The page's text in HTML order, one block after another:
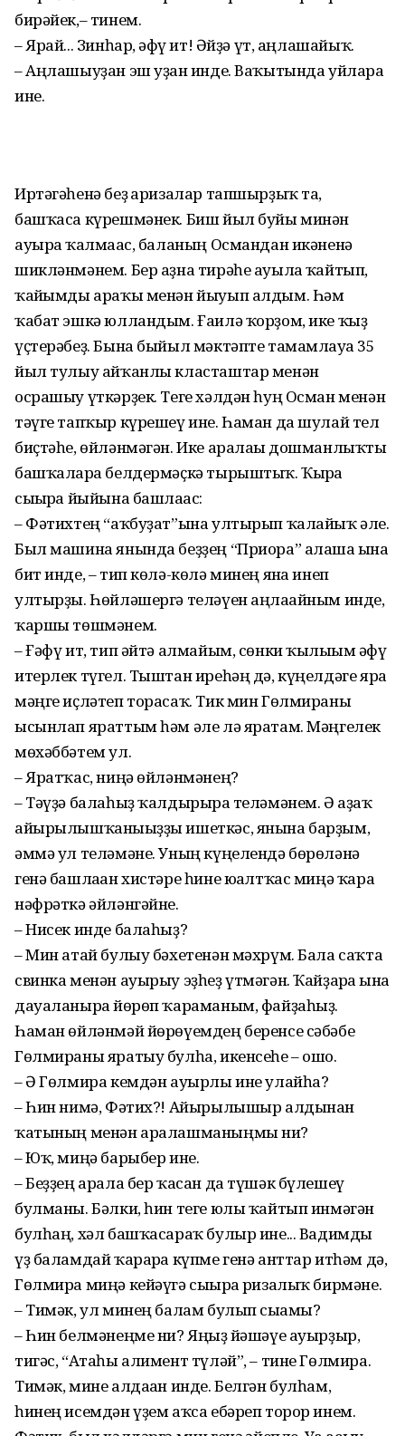
бирәйек,– тинем.
– Ярай... Зинһар, ғәфү ит! Әйҙә үт, аңлашайыҡ.
– Аңлашыуҙан эш уҙған инде. Ваҡытында уйларға
ине.
Иртәгәһенә беҙ ғаризалар тапшырҙыҡ та,
башҡаса күрешмәнек. Биш йыл буйы минән
ауырға ҡалмағас, баланың Османдан икәненә
шикләнмәнем. Бер аҙна тирәһе ауылға ҡайтып,
ҡайғымды араҡы менән йыуып алдым. Һәм
ҡабат эшкә юлландым. Ғаилә ҡорҙом, ике ҡыҙ
үҫтерәбеҙ. Бына быйыл мәктәпте тамамлауға 35
йыл тулыу айҡанлы класташтар менән
осрашыу үткәрҙек. Теге хәлдән һуң Осман менән
тәүге тапҡыр күрешеү ине. Һаман да шулай тел
биҫтәһе, өйләнмәгән. Ике аралағы дошманлыҡты
башҡаларға белдермәҫкә тырыштыҡ. Ҡырға
сығырға йыйына башлағас:
– Фәтихтең “аҡбуҙат”ына ултырып ҡалайыҡ әле.
Был машина янында беҙҙең “Приора” алаша ғына
бит инде, – тип көлә-көлә минең янға инеп
ултырҙы. Һөйләшергә теләүен аңлағайным инде,
ҡаршы төшмәнем.
– Ғәфү ит, тип әйтә алмайым, сөнки ҡылығым ғәфү
итерлек түгел. Тыштан иреһәң дә, күңелдәге яра
мәңге иҫләтеп торасаҡ. Тик мин Гөлмираны
ысынлап яраттым һәм әле лә яратам. Мәңгелек
мөхәббәтем ул.
– Яратҡас, ниңә өйләнмәнең?
– Тәүҙә балаһыҙ ҡалдырырға теләмәнем. Ә аҙаҡ
айырылышҡанығыҙҙы ишеткәс, янына барҙым,
әммә ул теләмәне. Уның күңелендә бөрөләнә
генә башлаған хистәре һине юғалтҡас миңә ҡара
нәфрәткә әйләнгәйне.
– Нисек инде балаһыҙ?
– Мин атай булыу бәхетенән мәхрүм. Бала саҡта
свинка менән ауырыу эҙһеҙ үтмәгән. Ҡайҙарға ғына
дауаланырға йөрөп ҡараманым, файҙаһыҙ.
Һаман өйләнмәй йөрөүемдең беренсе сәбәбе
Гөлмираны яратыу булһа, икенсеһе – ошо.
– Ә Гөлмира кемдән ауырлы ине улайһа?
– Һин нимә, Фәтих?! Айырылышыр алдынан
ҡатының менән аралашманыңмы ни?
– Юҡ, миңә барыбер ине.
– Беҙҙең арала бер ҡасан да түшәк бүлешеү
булманы. Бәлки, һин теге юлы ҡайтып инмәгән
булһаң, хәл башҡасараҡ булыр ине... Вадимды
үҙ баламдай ҡарарға күпме генә анттар итһәм дә,
Гөлмира миңә кейәүгә сығырға ризалыҡ бирмәне.
– Тимәк, ул минең балам булып сығамы?
– Һин белмәнеңме ни? Яңғыҙ йәшәүе ауырҙыр,
тигәс, “Атаһы алимент түләй”, – тине Гөлмира.
Тимәк, мине алдаған инде. Белгән булһам,
һинең исемдән үҙем аҡса ебәреп торор инем.